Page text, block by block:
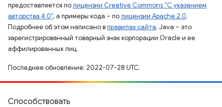
предоставляется полицензии Creative Commons "С указанием
авторства 4.0", а примеры кода – полицензии Apache 2.0.
Подробнее об этом написано вправилах сайта. Java – это
зарегистрированный товарный знак корпорации Oracle и ее
аффилированных лиц.
Последнее обновление: 2022-07-28 UTC.
Способствовать